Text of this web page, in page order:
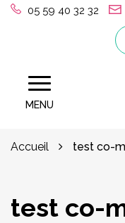
Gestion des traceurs
05 59 40 32 32
MENU Site
Accueil test co-
test co-